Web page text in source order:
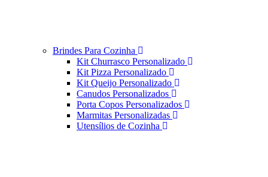
Brindes Para Cozinha
Kit Churrasco Personalizado
Kit Pizza Personalizado
Kit Queijo Personalizado
Canudos Personalizados
Porta Copos Personalizados
Marmitas Personalizadas
Utensílios de Cozinha